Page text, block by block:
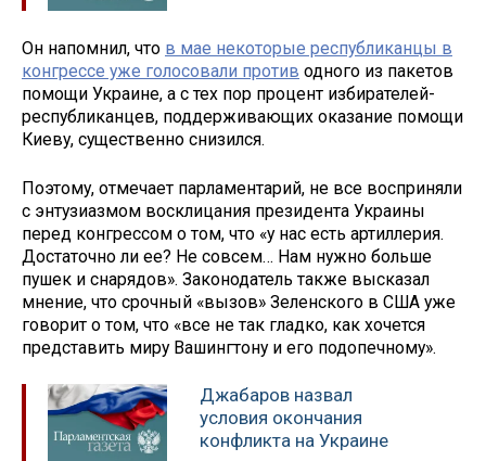
Он напомнил, что в мае некоторые республиканцы в
конгрессе уже голосовали против одного из пакетов
помощи Украине, а с тех пор процент избирателей-
республиканцев, поддерживающих оказание помощи
Киеву, существенно снизился.
Поэтому, отмечает парламентарий, не все восприняли
с энтузиазмом восклицания президента Украины
перед конгрессом о том, что «у нас есть артиллерия.
Достаточно ли ее? Не совсем… Нам нужно больше
пушек и снарядов». Законодатель также высказал
мнение, что срочный «вызов» Зеленского в США уже
говорит о том, что «все не так гладко, как хочется
представить миру Вашингтону и его подопечному».
Джабаров назвал
условия окончания
конфликта на Украине